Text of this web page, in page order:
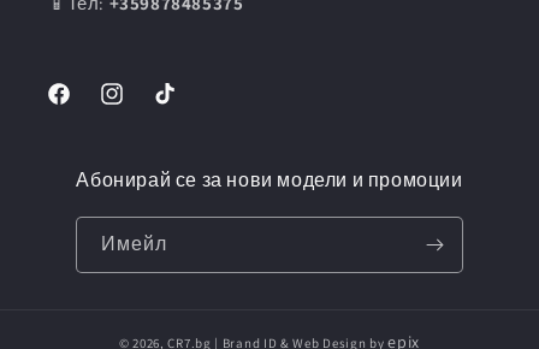
FacebookInstagramTikTok
Абонирай се за нови модели и промоции
Имейл
© 2026,CR7.bg | Brand ID & Web Design byepix